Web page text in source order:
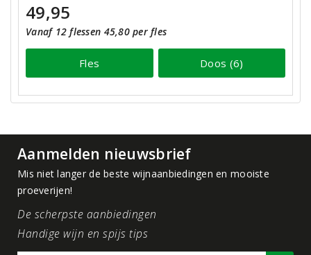
49,95
Vanaf 12 flessen 45,80 per fles
Fles Doos (6)
Aanmelden nieuwsbrief
Mis niet langer de beste wijnaanbiedingen en mooiste
proeverijen!
De scherpste aanbiedingen
Handige wijn en spijs tips